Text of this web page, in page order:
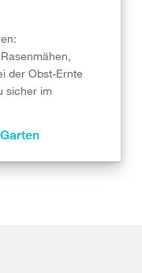
der Obst-Ernte
sicher im